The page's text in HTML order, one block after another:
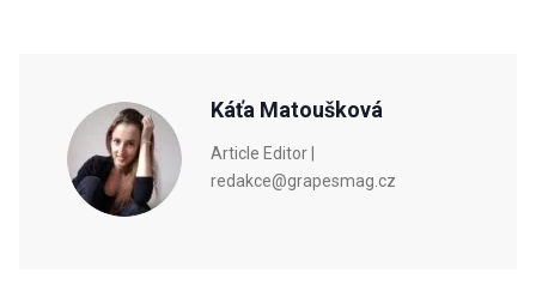
Káťa Matoušková
Article Editor |
redakce@grapesmag.cz